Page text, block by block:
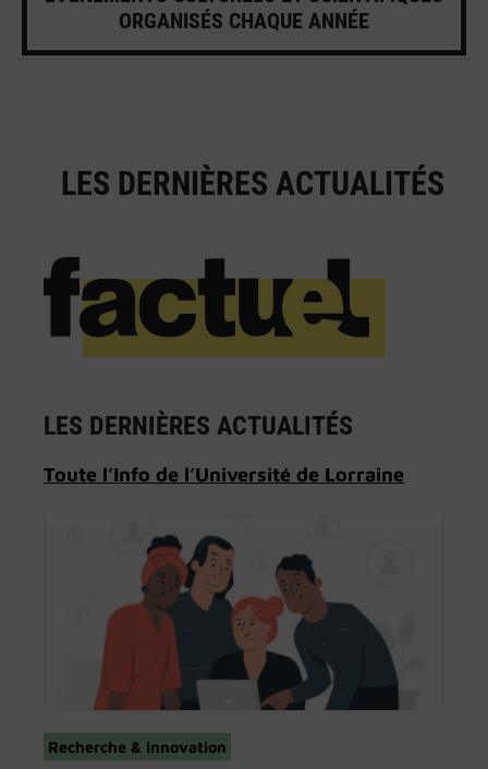
ORGANISÉS CHAQUE ANNÉE
LES DERNIÈRES ACTUALITÉS
LES DERNIÈRES ACTUALITÉS
Toute l’Info de l’Université de Lorraine
Recherche & innovation